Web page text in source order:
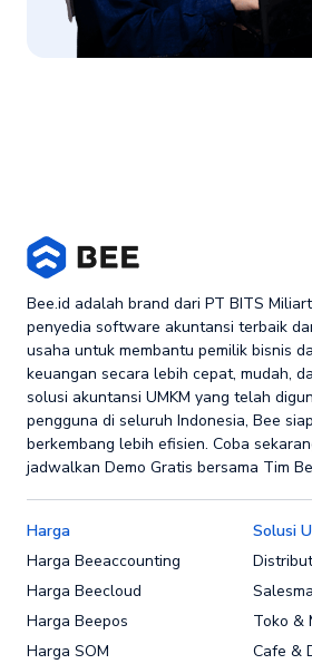
Bee.id adalah brand dari PT BITS
penyedia software akuntansi terbaik
usaha untuk membantu pemilik bisnis
keuangan secara lebih cepat, mudah,
solusi akuntansi UMKM yang telah
pengguna di seluruh Indonesia, Bee
berkembang lebih efisien. Coba
jadwalkan Demo Gratis bersama Tim
Harga
Harga Beeaccounting
Harga Beecloud
Harga Beepos
Harga SOM
Solusi
Toko &
Cafe &